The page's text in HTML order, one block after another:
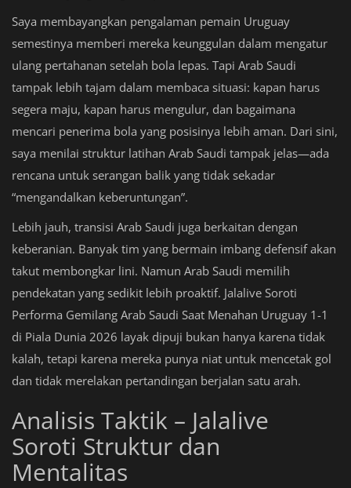
Saya membayangkan pengalaman pemain Uruguay
semestinya memberi mereka keunggulan dalam mengatur
ulang pertahanan setelah bola lepas. Tapi Arab Saudi
tampak lebih tajam dalam membaca situasi: kapan harus
segera maju, kapan harus mengulur, dan bagaimana
mencari penerima bola yang posisinya lebih aman. Dari sini,
saya menilai struktur latihan Arab Saudi tampak jelas—ada
rencana untuk serangan balik yang tidak sekadar
“mengandalkan keberuntungan”.
Lebih jauh, transisi Arab Saudi juga berkaitan dengan
keberanian. Banyak tim yang bermain imbang defensif akan
takut membongkar lini. Namun Arab Saudi memilih
pendekatan yang sedikit lebih proaktif. Jalalive Soroti
Performa Gemilang Arab Saudi Saat Menahan Uruguay 1-1
di Piala Dunia 2026 layak dipuji bukan hanya karena tidak
kalah, tetapi karena mereka punya niat untuk mencetak gol
dan tidak merelakan pertandingan berjalan satu arah.
Analisis Taktik – Jalalive
Soroti Struktur dan
Mentalitas